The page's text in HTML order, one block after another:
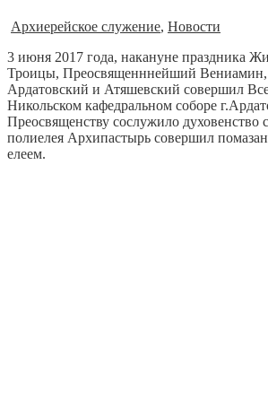
Архиерейское служение, Новости
3 июня 2017 года, накануне праздника
Троицы, Преосвященннейший Вениамин,
Ардатовский и Атяшевский совершил
Никольском кафедральном соборе
Преосвященству сослужило духовенство
полиелея Архипастырь совершил
елеем.